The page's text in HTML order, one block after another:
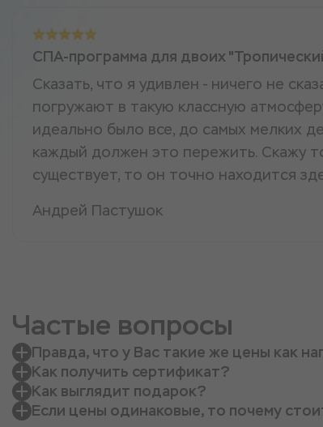
СПА-программа для двоих
Сказать, что я удивлен - ничего не
погружают в такую классную
идеально было все, до самых мелких
каждый должен это пережить. Скажу
существует, то он точно находится
Андрей Пастушок
Частые вопросы
Правда, что у Вас такие же цены как
Как получить сертификат?
Как выглядит подарок?
Если цены одинаковые, то почему